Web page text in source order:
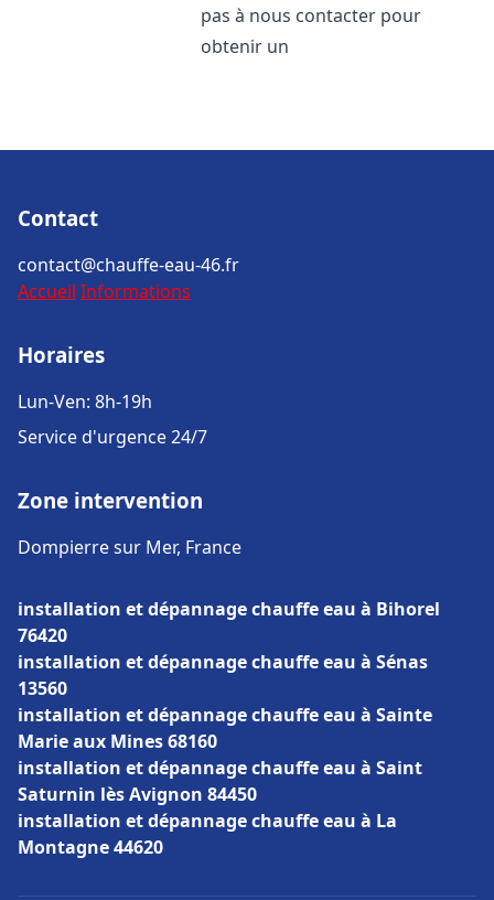
pas à nous contacter pour
obtenir un
Contact
contact@chauffe-eau-46.fr
Accueil Informations
Horaires
Lun-Ven: 8h-19h
Service d'urgence 24/7
Zone intervention
Dompierre sur Mer, France
installation et dépannage chauffe eau à Bihorel
76420
installation et dépannage chauffe eau à Sénas
13560
installation et dépannage chauffe eau à Sainte
Marie aux Mines 68160
installation et dépannage chauffe eau à Saint
Saturnin lès Avignon 84450
installation et dépannage chauffe eau à La
Montagne 44620